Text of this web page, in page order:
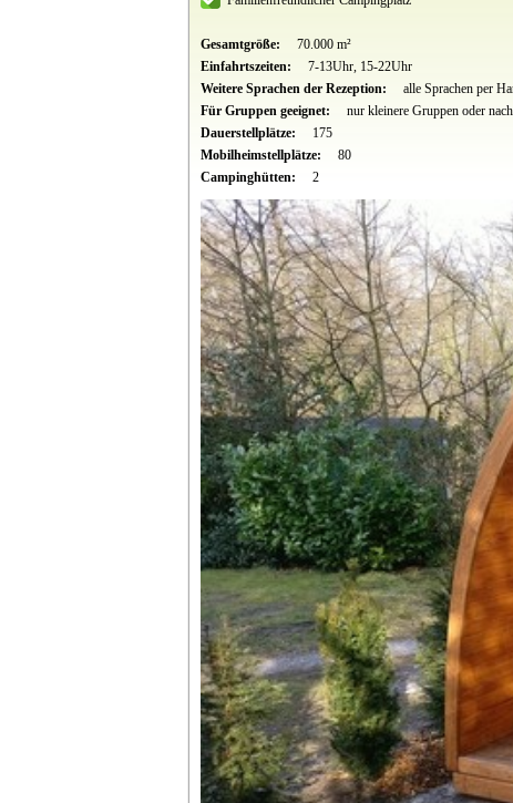
Gesamtgröße: 70.000 m²
Einfahrtszeiten:
7-13Uhr, 15-22Uhr
Weitere Sprachen der Rezeption:
alle Sprachen per
Für Gruppen geeignet:
nur kleinere Gruppen oder
Dauerstellplätze:
175
Mobilheimstellplätze:
80
Campinghütten:
2